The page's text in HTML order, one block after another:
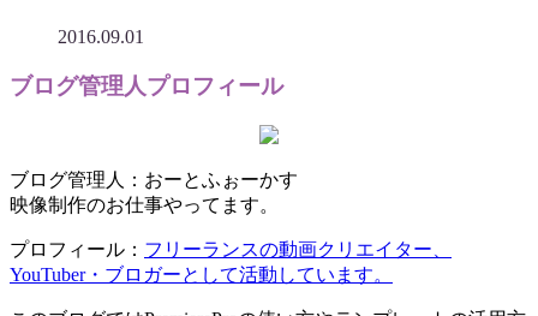
2016.09.01
ブログ管理人プロフィール
ブログ管理人：おーとふぉーかす
映像制作のお仕事やってます。
プロフィール： フリーランスの動画クリエイター、
YouTuber・ブロガーとして活動しています。